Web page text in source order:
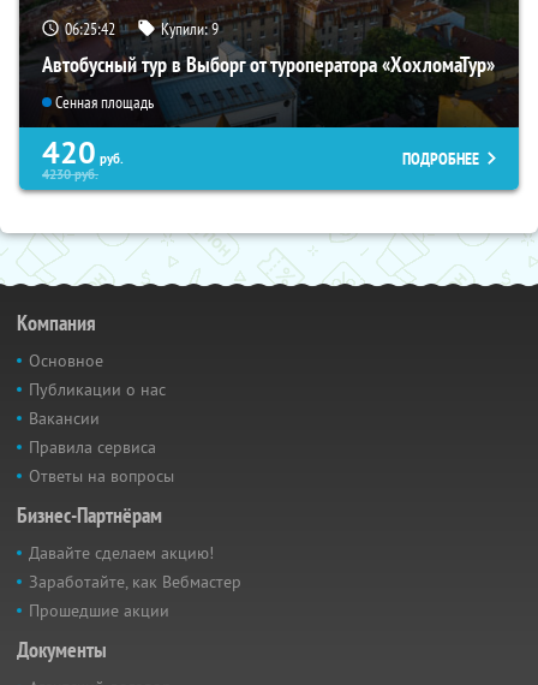
06:25:41 Купили:9
Автобусный тур в Выборг от туроператора «ХохломаТур»
Сенная площадь
420 руб.
4230руб.
ПОДРОБНЕЕ
Компания
Основное
Публикации о нас
Вакансии
Правила сервиса
Ответы на вопросы
Бизнес-Партнёрам
Давайте сделаем акцию!
Заработайте, как Вебмастер
Прошедшие акции
Документы